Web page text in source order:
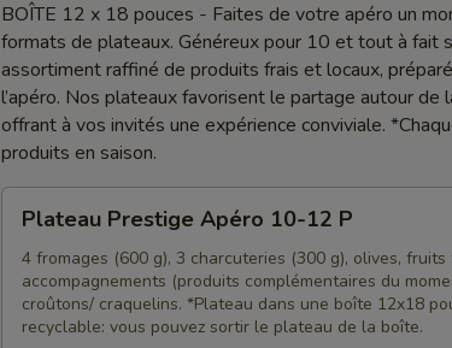
BOÎTE 12 x 18 pouces - Faites de votre apéro un
formats de plateaux. Généreux pour 10 et tout à fait
assortiment raffiné de produits frais et locaux,
l’apéro. Nos plateaux favorisent le partage autour
offrant à vos invités une expérience conviviale.
produits en saison.
Prestige
Apéro
10-
12
Plateau Prestige Apéro 10-12 P
4 fromages (600 g), 3 charcuteries (300 g), olives,
accompagnements (produits complémentaires du
croûtons/ craquelins. *Plateau dans une boîte 12x18
recyclable: vous pouvez sortir le plateau de la boîte.